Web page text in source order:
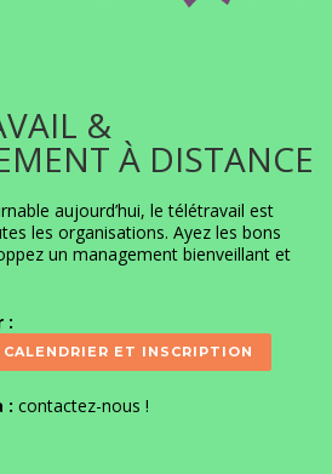
&
À DISTANCE
aujourd’hui, le télétravail est
les organisations. Ayez les bons
un management bienveillant et
:
CALENDRIER ET INSCRIPTION
: contactez-nous !